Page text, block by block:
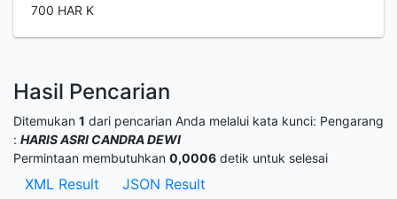
700 HAR K
Hasil Pencarian
Ditemukan 1 dari pencarian Anda melalui kata kunci: Pengarang
: HARIS ASRI CANDRA DEWI
Permintaan membutuhkan 0,0006 detik untuk selesai
XML Result JSON Result